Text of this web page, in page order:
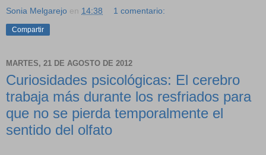
Sonia Melgarejo en 14:38 1 comentario:
Compartir
MARTES, 21 DE AGOSTO DE 2012
Curiosidades psicológicas: El cerebro
trabaja más durante los resfriados para
que no se pierda temporalmente el
sentido del olfato